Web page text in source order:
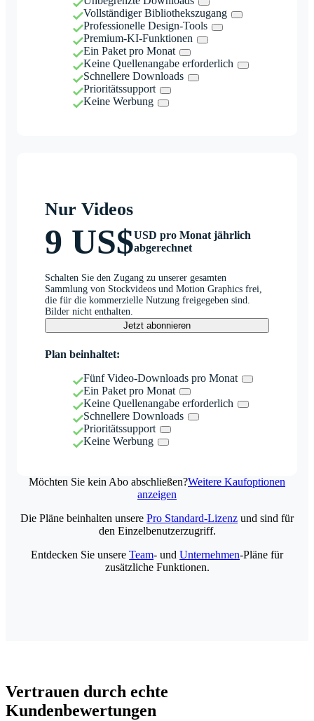
Vollständiger Bibliothekszugang
Professionelle Design-Tools
Premium-KI-Funktionen
Ein Paket pro Monat
Keine Quellenangabe erforderlich
Schnellere Downloads
Prioritätssupport
Keine Werbung
Nur Videos
9 US$USD pro Monat jährlich
abgerechnet
Schalten Sie den Zugang zu unserer gesamten
Sammlung von Stockvideos und Motion Graphics frei,
die für die kommerzielle Nutzung freigegeben sind.
Bilder nicht enthalten.
Jetzt abonnieren
Plan beinhaltet:
Fünf Video-Downloads pro Monat
Ein Paket pro Monat
Keine Quellenangabe erforderlich
Schnellere Downloads
Prioritätssupport
Keine Werbung
Möchten Sie kein Abo abschließen?Weitere Kaufoptionen
anzeigen
Die Pläne beinhalten unsere Pro Standard-Lizenz und sind für
den Einzelbenutzerzugriff.
Entdecken Sie unsere Team- und Unternehmen-Pläne für
zusätzliche Funktionen.
Vertrauen durch echte
Kundenbewertungen